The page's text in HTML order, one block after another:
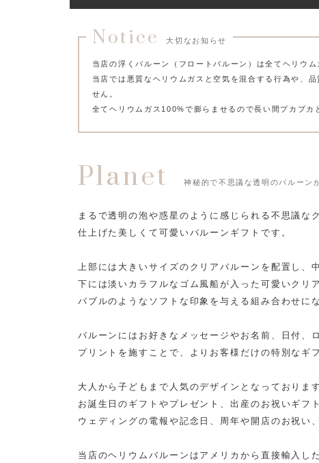
Notice 大切なお知らせ
当店の浮くバルーン（フロートバルーン）は全てヘリウ
当店では悪質なヘリウムガスと空気を混合する行為や、
せん。
全てヘリウムガス100%で膨らませるので長い間プカプカ
Planet 神秘的で不思議な透明のバルーン
まるで透明の泡や惑星のように感じられる不思議な
仕上げた美しくて可愛いバルーンギフトです。
上部には大きいサイズのクリアバルーンを配置し、
下には淡いカラフルなゴム風船が入った可愛いクリ
バブルのようなソフトな印象を与える組み合わせに
バルーンにはお好きなメッセージやお名前、日付、
プリントを施すことで、よりお客様だけの特別なギ
大人から子どもまで人気のデザインとなっておりま
お誕生日のギフトやプレゼント、出産のお祝いギ
ウェディングの電報や記念日、周年や開店のお祝い
当店のヘリウムバルーンはアメリカから直接輸入し